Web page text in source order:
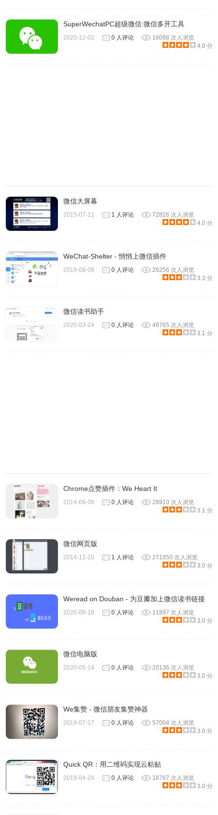
SuperWechatPC超级微信:微信多开工具
2020-12-02 0 人评论
16088 次人浏览
4.0 分
微信大屏幕
2015-07-11 1 人评论
72826 次人浏览
4.0 分
WeChat-Shelter - 悄悄上微信插件
2019-08-06 0 人评论
26256 次人浏览
3.3 分
微信读书助手
2020-03-24 0 人评论
46765 次人浏览
3.1 分
Chrome点赞插件：We Heart It
2014-08-06 0 人评论
28910 次人浏览
3.1 分
微信网页版
2014-11-10 1 人评论
271850 次人浏览
3.0 分
Weread on Douban - 为豆瓣加上微信读书链接
2020-08-18 0 人评论
11897 次人浏览
3.0 分
微信电脑版
2020-05-14 0 人评论
20136 次人浏览
3.0 分
We集赞 - 微信朋友集赞神器
2019-07-17 0 人评论
57004 次人浏览
3.0 分
Quick QR：用二维码实现云粘贴
2019-04-24 0 人评论
18767 次人浏览
3.0 分